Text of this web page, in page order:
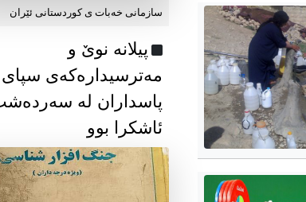
سازمانی خەبات ی كوردستانی ئێران
پیلانە نوێ و
مەترسیدارەکەی سپای
پاسداران لە
ئاشکرا بوو